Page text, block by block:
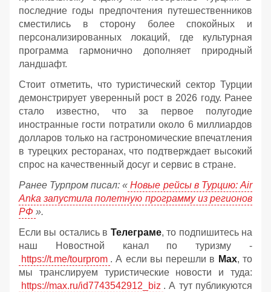
последние годы предпочтения путешественников
сместились в сторону более спокойных и
персонализированных локаций, где культурная
программа гармонично дополняет природный
ландшафт.
Стоит отметить, что туристический сектор Турции
демонстрирует уверенный рост в 2026 году. Ранее
стало известно, что за первое полугодие
иностранные гости потратили около 6 миллиардов
долларов только на гастрономические впечатления
в турецких ресторанах, что подтверждает высокий
спрос на качественный досуг и сервис в стране.
Ранее Турпром писал: « Новые рейсы в Турцию: Air
Anka запустила полетную программу из регионов
РФ ».
Если вы остались в Телеграме, то подпишитесь на
наш Новостной канал по туризму -
https://t.me/tourprom . А если вы перешли в Мах, то
мы транслируем туристические новости и туда:
https://max.ru/id7743542912_biz . А тут публикуются